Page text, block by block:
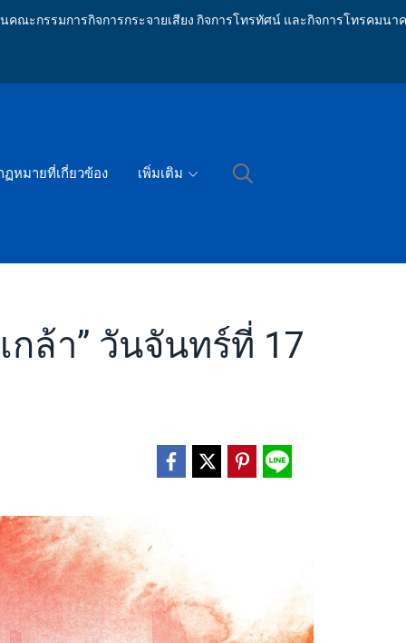
ณะกรรมการกิจการกระจายเสียง กิจการโทรทัศน์ และกิจการโทรคมนา
ฏหมายที่เกี่ยวข้อง เพิ่มเติม
ล้า” วันจันทร์ที่ 17